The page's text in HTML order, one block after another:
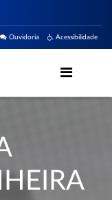
Acessibilidade
Ouvidoria